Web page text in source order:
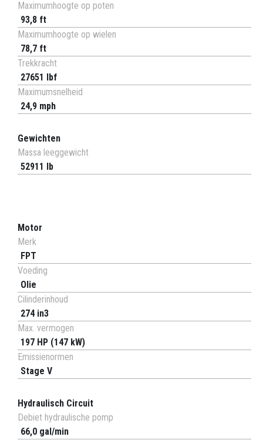
Maximumhoogte op poten
93,8 ft
Maximumhoogte op wielen
78,7 ft
Trekkracht
27651 lbf
Maximumsnelheid
24,9 mph
Gewichten
Massa leeggewicht
52911 lb
Motor
Merk
FPT
Voeding
Olie
Cilinderinhoud
274 in3
Max. vermogen
197 HP (147 kW)
Emissienormen
Stage V
Hydraulisch Circuit
Debiet hydraulische pomp
66,0 gal/min